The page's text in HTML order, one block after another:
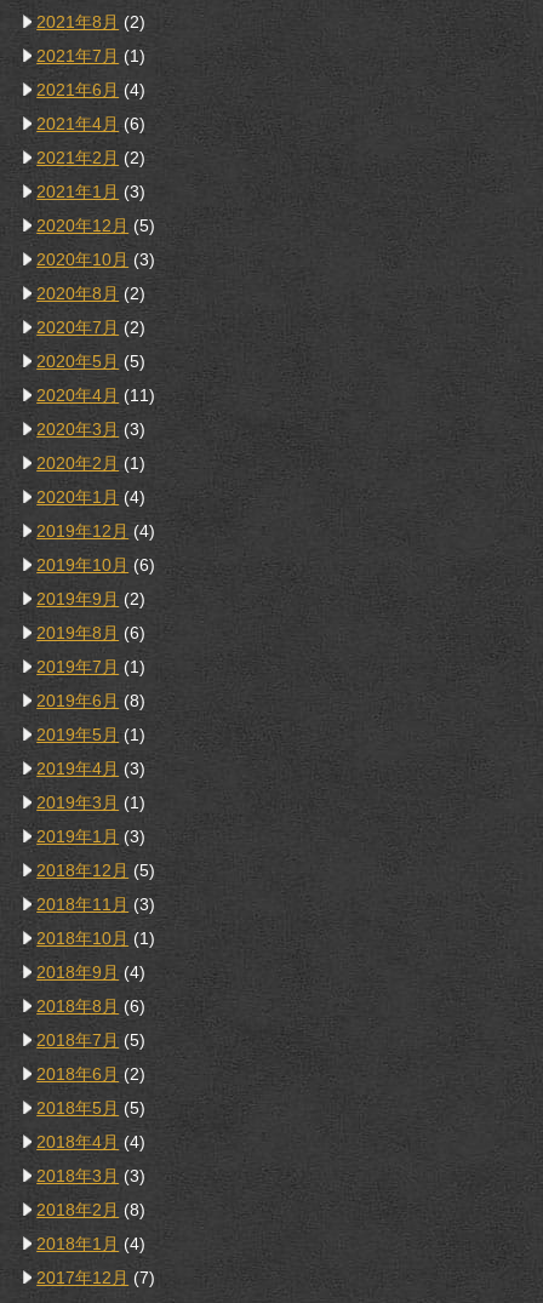
2021年8月 (2)
2021年7月 (1)
2021年6月 (4)
2021年4月 (6)
2021年2月 (2)
2021年1月 (3)
2020年12月 (5)
2020年10月 (3)
2020年8月 (2)
2020年7月 (2)
2020年5月 (5)
2020年4月 (11)
2020年3月 (3)
2020年2月 (1)
2020年1月 (4)
2019年12月 (4)
2019年10月 (6)
2019年9月 (2)
2019年8月 (6)
2019年7月 (1)
2019年6月 (8)
2019年5月 (1)
2019年4月 (3)
2019年3月 (1)
2019年1月 (3)
2018年12月 (5)
2018年11月 (3)
2018年10月 (1)
2018年9月 (4)
2018年8月 (6)
2018年7月 (5)
2018年6月 (2)
2018年5月 (5)
2018年4月 (4)
2018年3月 (3)
2018年2月 (8)
2018年1月 (4)
2017年12月 (7)